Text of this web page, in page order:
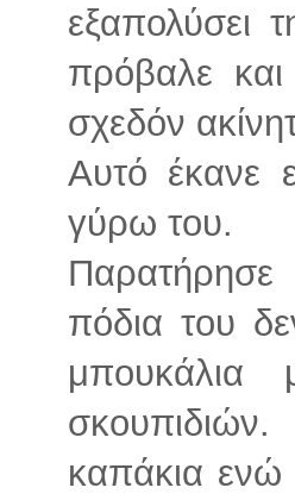
εξαπολύσει
πρόβαλε και
σχεδόν
Αυτό έκανε
γύρω του.
Παρατήρησε
πόδια του
μπουκάλια
καπάκια ενώ